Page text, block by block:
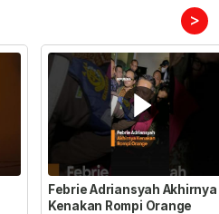
>
Febrie Adriansyah Akhirnya
Kenakan Rompi Orange